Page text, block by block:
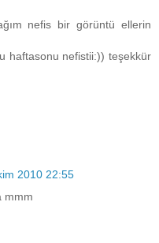
nefis bir görüntü ellerin
haftasonu nefistii:)) teşekkür
2010 22:55
mmm